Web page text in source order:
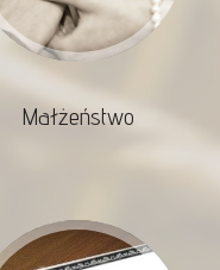
Małżeństwo